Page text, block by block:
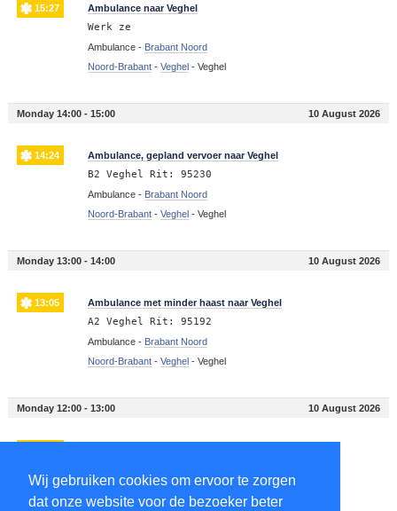
Wij gebruiken cookies om ervoor te zorgen
dat onze website voor de bezoeker beter
15:27 Ambulance naar Veghel
Werk ze
Ambulance - Brabant Noord
Noord-Brabant- Veghel- Veghel
Monday 14:00 - 15:00 10 August 2026
14:24 Ambulance, gepland vervoer naar Veghel
B2 Veghel Rit: 95230
Ambulance - Brabant Noord
Noord-Brabant- Veghel- Veghel
Monday 13:00 - 14:00 10 August 2026
13:05 Ambulance met minder haast naar Veghel
A2 Veghel Rit: 95192
Ambulance - Brabant Noord
Noord-Brabant- Veghel- Veghel
Monday 12:00 - 13:00 10 August 2026
Ambulance -Brabant Noord
Noord-Brabant-Veghel -Veghel